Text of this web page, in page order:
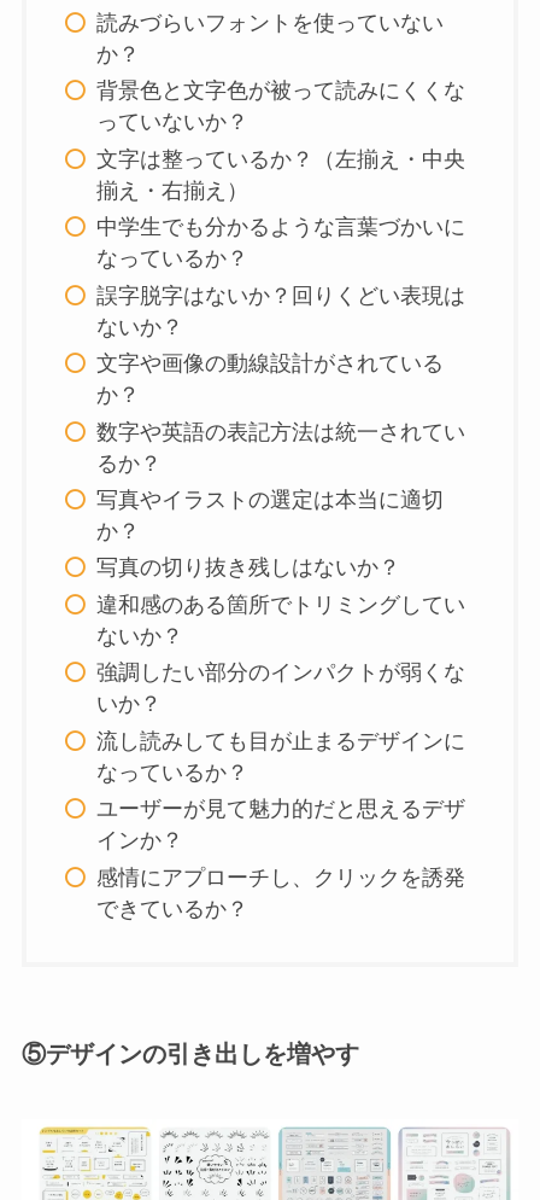
読みづらいフォントを使っていない
か？
背景色と文字色が被って読みにくくな
っていないか？
文字は整っているか？（左揃え・中央
揃え・右揃え）
中学生でも分かるような言葉づかいに
なっているか？
誤字脱字はないか？回りくどい表現は
ないか？
文字や画像の動線設計がされている
か？
数字や英語の表記方法は統一されてい
るか？
写真やイラストの選定は本当に適切
か？
写真の切り抜き残しはないか？
違和感のある箇所でトリミングしてい
ないか？
強調したい部分のインパクトが弱くな
いか？
流し読みしても目が止まるデザインに
なっているか？
ユーザーが見て魅力的だと思えるデザ
インか？
感情にアプローチし、クリックを誘発
できているか？
⑤デザインの引き出しを増やす